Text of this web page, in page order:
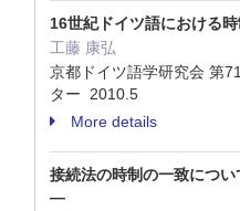
16世紀ドイツ語における
工藤 康弘
京都ドイツ語学研究会 第
ター 2010.5
More details
接続法の時制の一致につ
―